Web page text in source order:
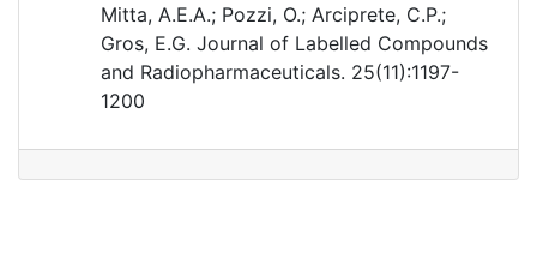
Mitta, A.E.A.; Pozzi, O.; Arciprete, C.P.;
Gros, E.G. Journal of Labelled Compounds
and Radiopharmaceuticals. 25(11):1197-
1200